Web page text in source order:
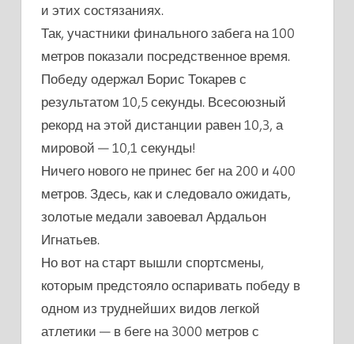
и этих состязаниях.
Так, участники финального забега на 100
метров показали посредственное время.
Победу одержал Борис Токарев с
результатом 10,5 секунды. Всесоюзный
рекорд на этой дистанции равен 10,3, а
мировой — 10,1 секунды!
Ничего нового не принес бег на 200 и 400
метров. Здесь, как и следовало ожидать,
золотые медали завоевал Ардальон
Игнатьев.
Но вот на старт вышли спортсмены,
которым предстояло оспаривать победу в
одном из труднейших видов легкой
атлетики — в беге на 3000 метров с